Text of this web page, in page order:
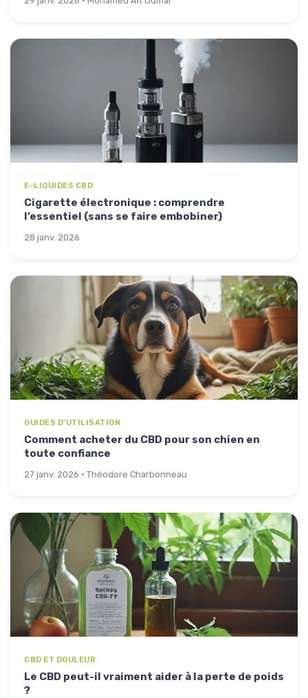
E-LIQUIDES CBD
Cigarette électronique : comprendre
l’essentiel (sans se faire embobiner)
28 janv. 2026
GUIDES D'UTILISATION
Comment acheter du CBD pour son chien en
toute confiance
27 janv. 2026 · Théodore Charbonneau
CBD ET DOULEUR
Le CBD peut-il vraiment aider à la perte de poids
?